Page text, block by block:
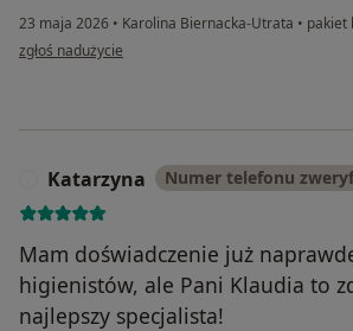
23 maja 2026 • Karolina Biernacka-Utrata • pakiet
w opinii użytkownika Ania
zgłoś nadużycie
Katarzyna Numer telefonu
Mam doświadczenie już
higienistów, ale Pani Klaudia to
najlepszy specjalista!